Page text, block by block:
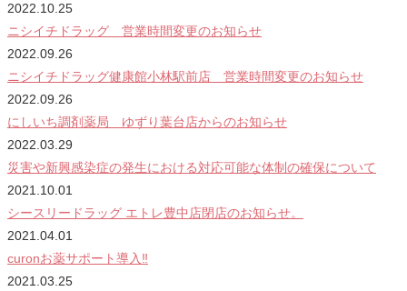
2022.10.25
ニシイチドラッグ 営業時間変更のお知らせ
2022.09.26
ニシイチドラッグ健康館小林駅前店 営業時間変更のお知らせ
2022.09.26
にしいち調剤薬局 ゆずり葉台店からのお知らせ
2022.03.29
災害や新興感染症の発生における対応可能な体制の確保について
2021.10.01
シースリードラッグ エトレ豊中店閉店のお知らせ。
2021.04.01
curonお薬サポート導入‼
2021.03.25